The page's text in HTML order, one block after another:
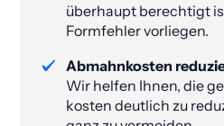
überhaupt berechtigt
Formfehler vorliegen.
Abmahnkosten
Wir helfen Ihnen, die
kosten deutlich zu